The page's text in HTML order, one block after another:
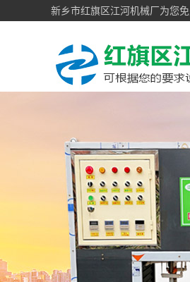
新乡市红旗区江河机械厂为您